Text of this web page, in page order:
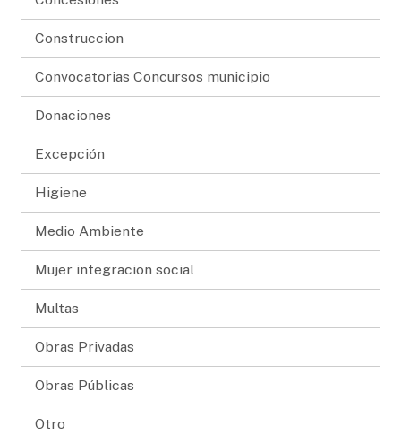
Construccion
Convocatorias Concursos municipio
Donaciones
Excepción
Higiene
Medio Ambiente
Mujer integracion social
Multas
Obras Privadas
Obras Públicas
Otro